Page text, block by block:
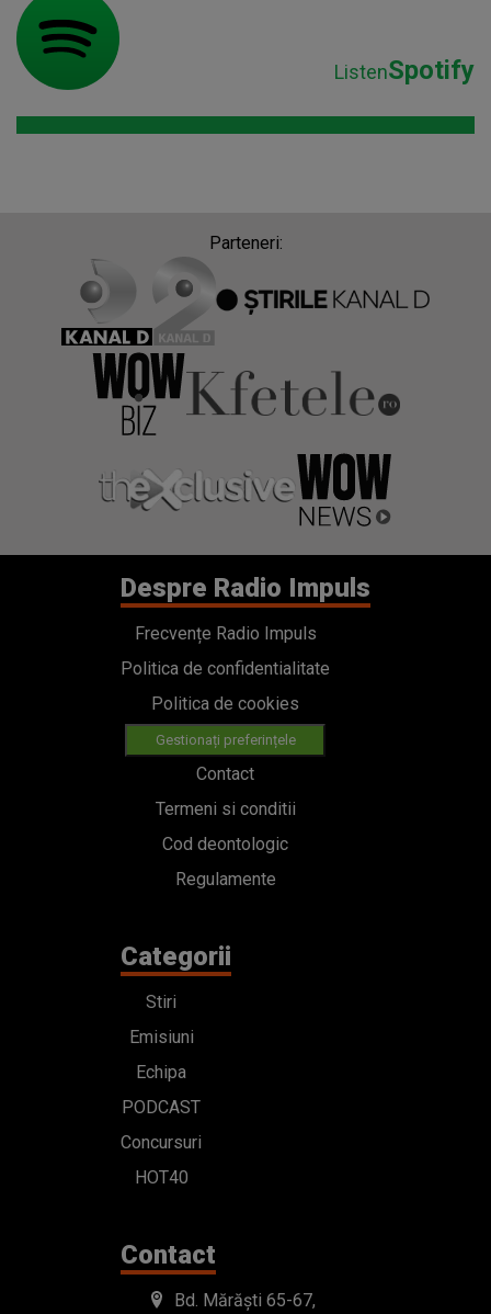
ListenSpotify
Parteneri:
Despre Radio Impuls
Frecvențe Radio Impuls
Politica de confidentialitate
Politica de cookies
Gestionați preferințele
Contact
Termeni si conditii
Cod deontologic
Regulamente
Categorii
Stiri
Emisiuni
Echipa
PODCAST
Concursuri
HOT40
Contact
Bd. Mărăști 65-67,